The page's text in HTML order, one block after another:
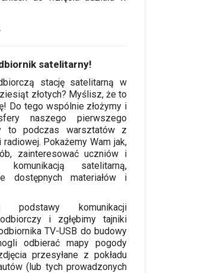
satelitarny!
stację satelitarną w
złotych? Myślisz, że to
Do tego wspólnie złożymy i
naszego pierwszego
to podczas warsztatów z
Pokażemy Wam jak,
zainteresować uczniów i
satelitarną,
dostępnych materiałów i
podstawy komunikacji
i zgłębimy tajniki
TV-USB do budowy
odbierać mapy pogody
przesyłane z pokładu
(lub tych prowadzonych